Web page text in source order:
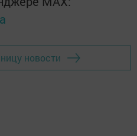
новости